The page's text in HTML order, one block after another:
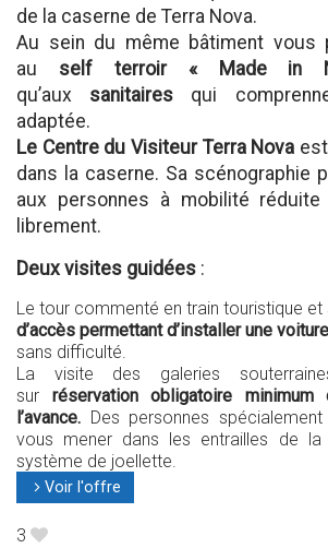
de la caserne de Terra Nova.
Au sein du même bâtiment vous
au self terroir « Made in
qu’aux sanitaires qui
adaptée.
Le Centre du Visiteur Terra Nova
dans la caserne. Sa scénographie
aux personnes à mobilité
librement.
Deux visites guidées :
Le tour commenté en train touristique et
d’accès permettant d’installer une
sans difficulté.
La visite des galeries
sur réservation obligatoire
l’avance. Des personnes
vous mener dans les entrailles de la
système de joellette.
l Voir l'offre
3 B